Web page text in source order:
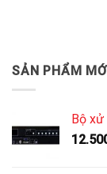
SẢN PHẨM
Bộ